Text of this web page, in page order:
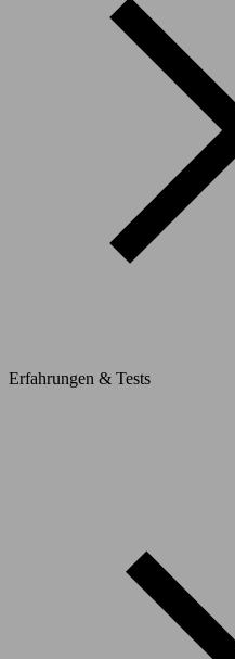
Erfahrungen & Tests